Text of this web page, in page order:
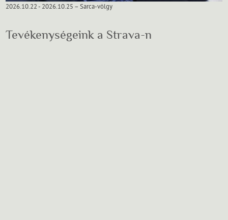
2026.10.22 - 2026.10.25 – Sarca-völgy
Tevékenységeink a Strava-n